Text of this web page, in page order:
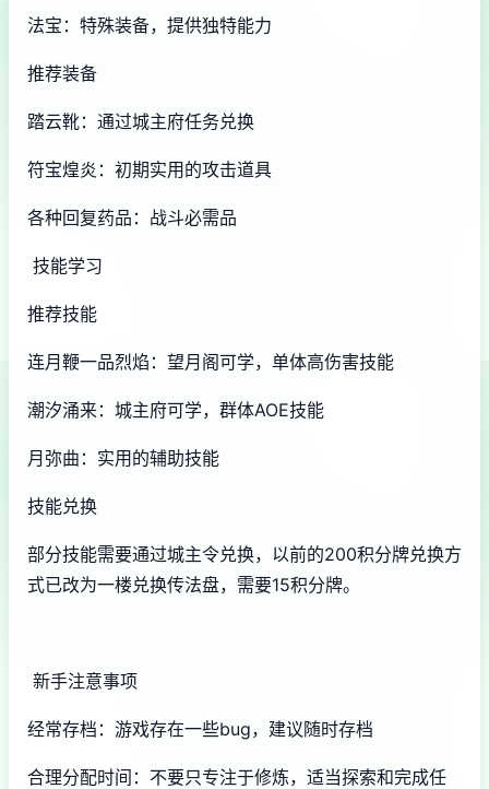
法宝：特殊装备，提供独特能力
推荐装备
踏云靴：通过城主府任务兑换
符宝煌炎：初期实用的攻击道具
各种回复药品：战斗必需品
技能学习
推荐技能
连月鞭一品烈焰：望月阁可学，单体高伤害技能
潮汐涌来：城主府可学，群体AOE技能
月弥曲：实用的辅助技能
技能兑换
部分技能需要通过城主令兑换，以前的200积分牌兑换方
式已改为一楼兑换传法盘，需要15积分牌。
新手注意事项
经常存档：游戏存在一些bug，建议随时存档
合理分配时间：不要只专注于修炼，适当探索和完成任